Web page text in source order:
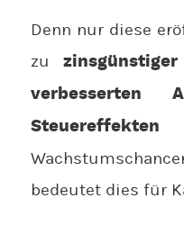
Denn nur diese
zu
zinsgünstiger
verbesserten
bedeutet dies für